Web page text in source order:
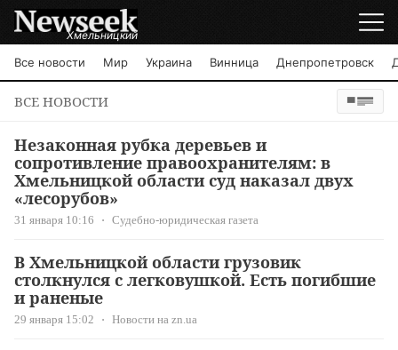
Хмельницкий
Все новости Мир Украина Винница Днепропетровск
ВСЕ НОВОСТИ
Незаконная рубка деревьев и
сопротивление правоохранителям: в
Хмельницкой области суд наказал двух
«лесорубов»
31 января 10:16 Судебно-юридическая газета
В Хмельницкой области грузовик
столкнулся с легковушкой. Есть погибшие
и раненые
29 января 15:02 Новости на zn.ua